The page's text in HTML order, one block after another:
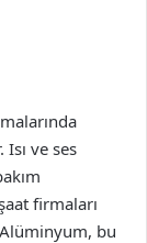
ve ses
firmaları
bu